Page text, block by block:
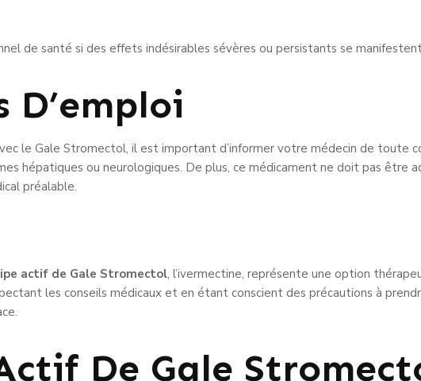
de santé si des effets indésirables sévères ou persistants se
D’emploi
le Gale Stromectol, il est important d’informer votre médecin de toute
hépatiques ou neurologiques. De plus, ce médicament ne doit pas être
préalable.
actif de Gale Stromectol, l’ivermectine, représente une option
les conseils médicaux et en étant conscient des précautions à
De Gale